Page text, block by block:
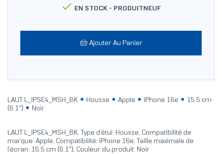
 EN STOCK - PRODUITNEUF
Ajouter Au Panier
LAUT L_IPSE4_MSH_BK Housse Apple iPhone 16e
15,5 cm
(6.1")
Noir
LAUT L_IPSE4_MSH_BK. Type d'étui: Housse, Compatibilité de
marque: Apple, Compatibilité: iPhone 16e, Taille maximale de
l’écran: 15,5 cm (6.1"), Couleur du produit: Noir